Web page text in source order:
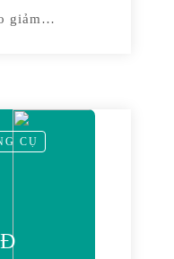
giảm
trong bối
và các
niên
CỤ